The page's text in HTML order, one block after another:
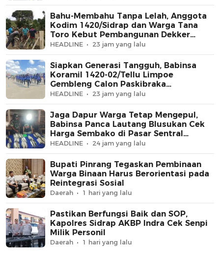
Bahu-Membahu Tanpa Lelah, Anggota
Kodim 1420/Sidrap dan Warga Tana
Toro Kebut Pembangunan Dekker
Jembatan Beton
HEADLINE 23 jam yang lalu
Siapkan Generasi Tangguh, Babinsa
Koramil 1420-02/Tellu Limpoe
Gembleng Calon Paskibraka
Kecamatan
HEADLINE 23 jam yang lalu
Jaga Dapur Warga Tetap Mengepul,
Babinsa Panca Lautang Blusukan Cek
Harga Sembako di Pasar Sentral
Bilokka
HEADLINE 24 jam yang lalu
Bupati Pinrang Tegaskan Pembinaan
Warga Binaan Harus Berorientasi pada
Reintegrasi Sosial
Daerah 1 hari yang lalu
Pastikan Berfungsi Baik dan SOP,
Kapolres Sidrap AKBP Indra Cek Senpi
Milik Personil
Daerah 1 hari yang lalu